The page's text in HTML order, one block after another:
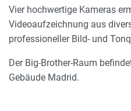
Vier hochwertige Kameras
Videoaufzeichnung aus
professioneller Bild- und
Der Big-Brother-Raum
Gebäude Madrid.